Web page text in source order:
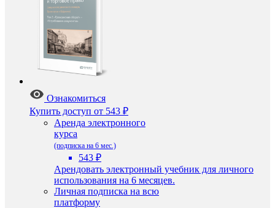
Ознакомиться
Купить доступ от 543 ₽
Аренда электронного
курса
(подписка на 6 мес.)
543 ₽
Арендовать электронный учебник для личного
использования на 6 месяцев.
Личная подписка на всю
платформу